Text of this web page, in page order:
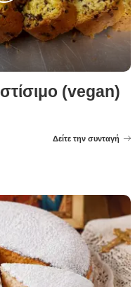
(vegan)
Δείτε την συνταγή